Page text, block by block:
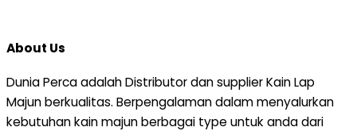
About Us
Dunia Perca adalah Distributor dan supplier Kain Lap
Majun berkualitas. Berpengalaman dalam menyalurkan
kebutuhan kain majun berbagai type untuk anda dari